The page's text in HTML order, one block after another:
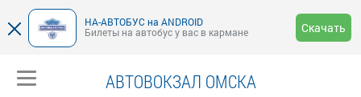
НА-АВТОБУС на ANDROID
Билеты на автобус у вас в кармане
Скачать
АВТОВОКЗАЛ ОМСКА